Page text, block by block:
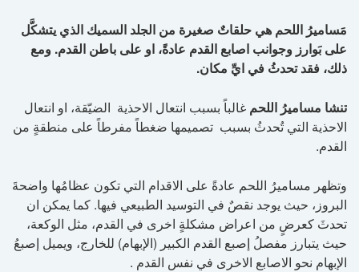
مَساميرُ اللحم هي حلقاتٌ صغيرة من الجلد السميك الذي يتشكَّل
على بَوارز وجوانب اصابع القدم عادةً، او على باطن القدم. ومع
ذلك، فقد تحدثُ في ايِّ مكان.
تنشا مساميرُ اللحم غالباً بسبب انتعال الاحذية الضيّقة، او انتعال
الاحذية التي تُحدثُ بسبب تصميمها ضغطاً مفرطاً على منطقةٍ من
القدم.
وتظهر مساميرُ اللحم عادةً على الاقدام التي تكون عظامُها واضحةَ
البروز، حيث يوجد نقصٌ في التوسيد الطبيعي فيها. كما يمكن ان
تحدثَ كعرضٍ من اعراض مشكلةٍ اخرى في القدم، مثل الوكعة،
حيث يتبارز مفصلُ إصبع القدم الكبير (الإبهام) للخارج، ويميل إصبعُ
الإبهام نحو الاصابع الاخرى في نفس القدم .